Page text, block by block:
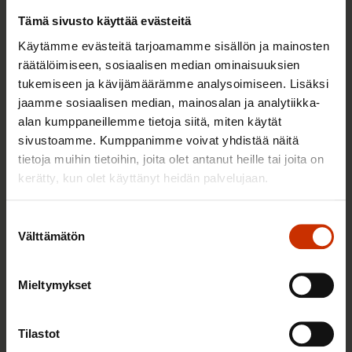
Tämä sivusto käyttää evästeitä
Käytämme evästeitä tarjoamamme sisällön ja mainosten
räätälöimiseen, sosiaalisen median ominaisuuksien
tukemiseen ja kävijämäärämme analysoimiseen. Lisäksi
jaamme sosiaalisen median, mainosalan ja analytiikka-
alan kumppaneillemme tietoja siitä, miten käytät
sivustoamme. Kumppanimme voivat yhdistää näitä
tietoja muihin tietoihin, joita olet antanut heille tai joita on
kerätty, kun olet käyttänyt heidän palvelujaan.
valinta
Välttämätön
Mieltymykset
Tilastot
25.6.2026 10:35
Työelämän ammattilaiset: Panemme olutta,
jonka takana voimme ylpeänä seisoa